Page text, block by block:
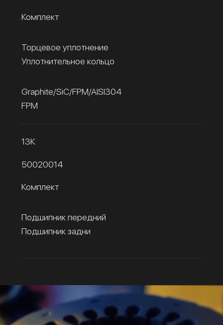
Комплект
Торцевое уплотнение
Уплотнительное кольцо
Graphite/SiC/FPM/AISI304
FPM
13К
50020014
Комплект
Подшипник передний
Подшипник задни